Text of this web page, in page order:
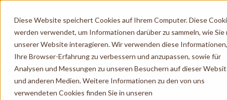
Diese Website speichert Cookies auf Ihrem Computer. Diese
werden verwendet, um Informationen darüber zu sammeln, wie Sie
unserer Website interagieren. Wir verwenden diese
Ihre Browser-Erfahrung zu verbessern und anzupassen, sowie für
Analysen und Messungen zu unseren Besuchern auf dieser
und anderen Medien. Weitere Informationen zu den von uns
verwendeten Cookies finden Sie in unseren